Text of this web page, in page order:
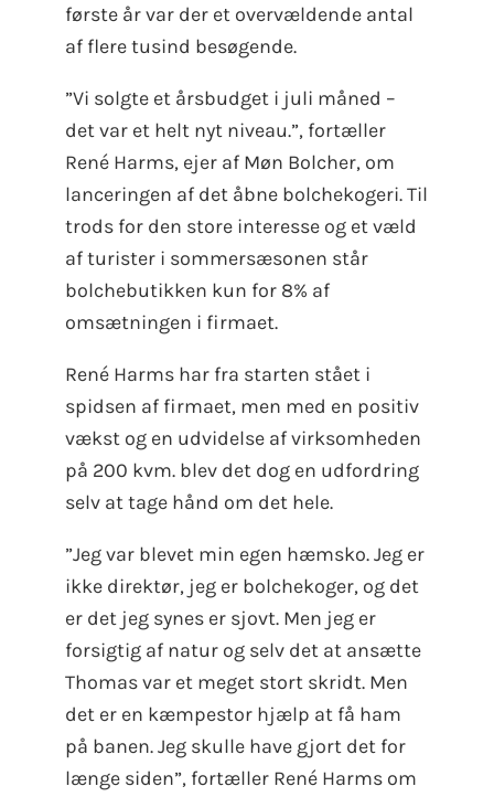
første år var der et overvældende antal
af flere tusind besøgende.
”Vi solgte et årsbudget i juli måned –
det var et helt nyt niveau.”, fortæller
René Harms, ejer af Møn Bolcher, om
lanceringen af det åbne bolchekogeri. Til
trods for den store interesse og et væld
af turister i sommersæsonen står
bolchebutikken kun for 8% af
omsætningen i firmaet.
René Harms har fra starten stået i
spidsen af firmaet, men med en positiv
vækst og en udvidelse af virksomheden
på 200 kvm. blev det dog en udfordring
selv at tage hånd om det hele.
”Jeg var blevet min egen hæmsko. Jeg er
ikke direktør, jeg er bolchekoger, og det
er det jeg synes er sjovt. Men jeg er
forsigtig af natur og selv det at ansætte
Thomas var et meget stort skridt. Men
det er en kæmpestor hjælp at få ham
på banen. Jeg skulle have gjort det for
længe siden”, fortæller René Harms om